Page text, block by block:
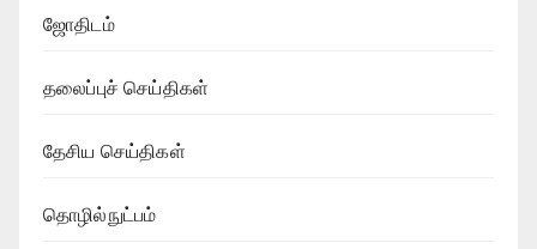
ஜோதிடம்
தலைப்புச் செய்திகள்
தேசிய செய்திகள்
தொழில்நுட்பம்